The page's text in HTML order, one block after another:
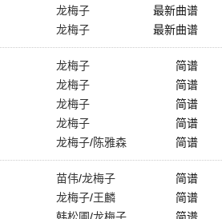
龙梅子 最新曲谱
龙梅子 最新曲谱
龙梅子 简谱
龙梅子 简谱
龙梅子 简谱
龙梅子 简谱
龙梅子/陈雅森 简谱
苗伟/龙梅子 简谱
龙梅子/王麟 简谱